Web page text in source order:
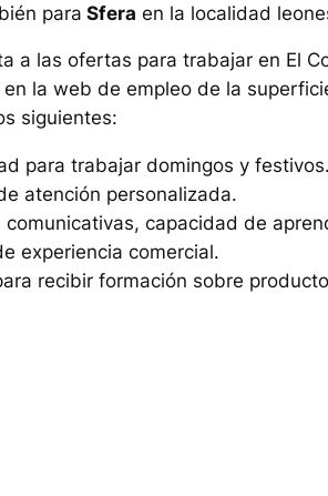
para Sfera en la localidad
a las ofertas para trabajar en El
la web de empleo de la
siguientes:
para trabajar domingos y festivos.
atención personalizada.
capacidad de
experiencia comercial.
recibir formación sobre